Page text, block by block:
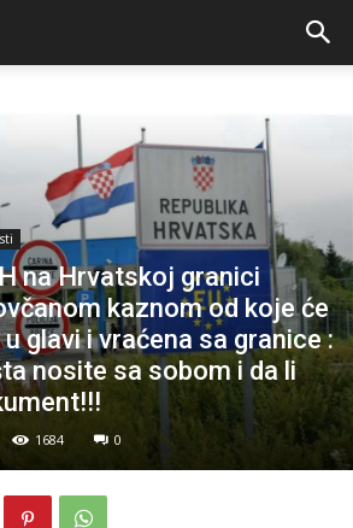
na Hrvatskoj granici
kaznom od koje će
glavi i vraćena sa granice :
nosite sa sobom i da li
1684 0